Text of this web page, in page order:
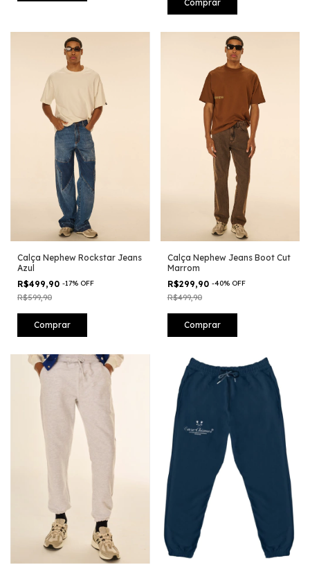
Comprar
Calça Nephew Rockstar Jeans
Azul
R$499,90 -17% OFF
R$599,90
Comprar
Calça Nephew Jeans Boot Cut
Marrom
R$299,90 -40% OFF
R$499,90
Comprar